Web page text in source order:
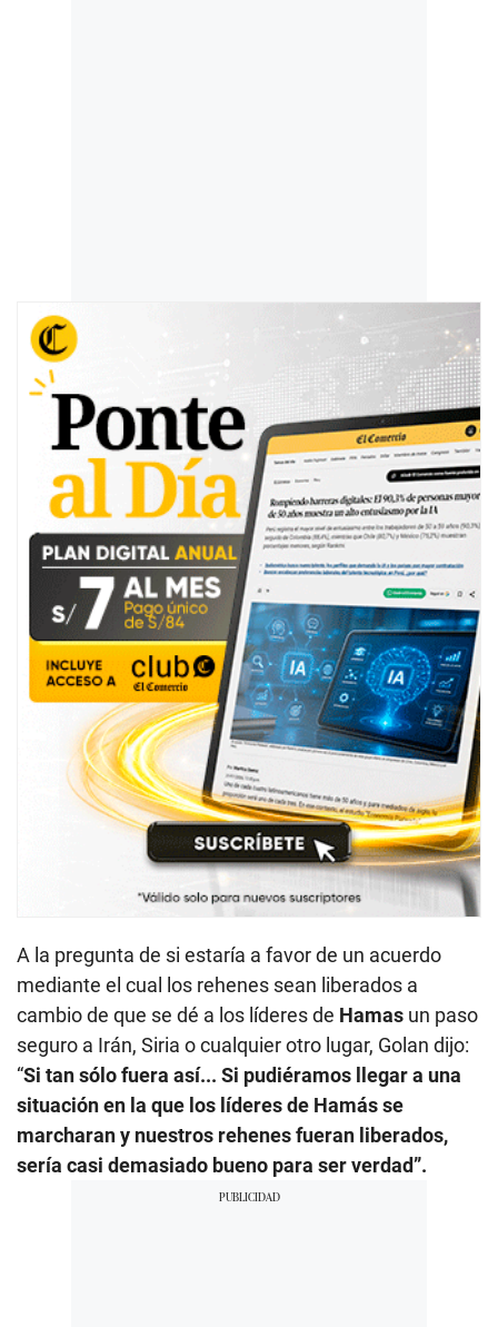
A la pregunta de si estaría a favor de un acuerdo
mediante el cual los rehenes sean liberados a
cambio de que se dé a los líderes de Hamas un paso
seguro a Irán, Siria o cualquier otro lugar, Golan dijo:
“Si tan sólo fuera así... Si pudiéramos llegar a una
situación en la que los líderes de Hamás se
marcharan y nuestros rehenes fueran liberados,
sería casi demasiado bueno para ser verdad”.